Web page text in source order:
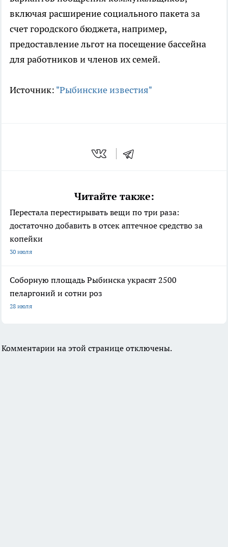
включая расширение социального пакета за
счет городского бюджета, например,
предоставление льгот на посещение бассейна
для работников и членов их семей.
Источник: "Рыбинские известия"
Читайте также:
Перестала перестирывать вещи по три раза:
достаточно добавить в отсек аптечное средство за
копейки
30 июля
Соборную площадь Рыбинска украсят 2500
пеларгоний и сотни роз
28 июля
Комментарии на этой странице отключены.